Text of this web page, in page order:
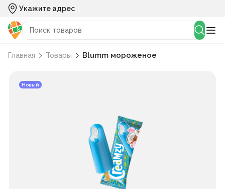
Укажите адрес
Главная Товары Blumm мороженое
Новый